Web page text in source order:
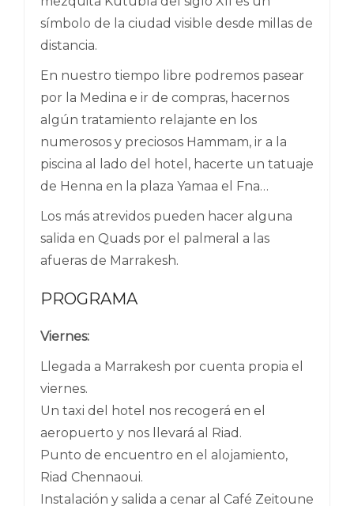
símbolo de la ciudad visible desde millas de
distancia.
En nuestro tiempo libre podremos pasear
por la Medina e ir de compras, hacernos
algún tratamiento relajante en los
numerosos y preciosos Hammam, ir a la
piscina al lado del hotel, hacerte un tatuaje
de Henna en la plaza Yamaa el Fna…
Los más atrevidos pueden hacer alguna
salida en Quads por el palmeral a las
afueras de Marrakesh.
PROGRAMA
Viernes:
Llegada a Marrakesh por cuenta propia el
viernes.
Un taxi del hotel nos recogerá en el
aeropuerto y nos llevará al Riad.
Punto de encuentro en el alojamiento,
Riad Chennaoui.
Instalación y salida a cenar al Café Zeitoune